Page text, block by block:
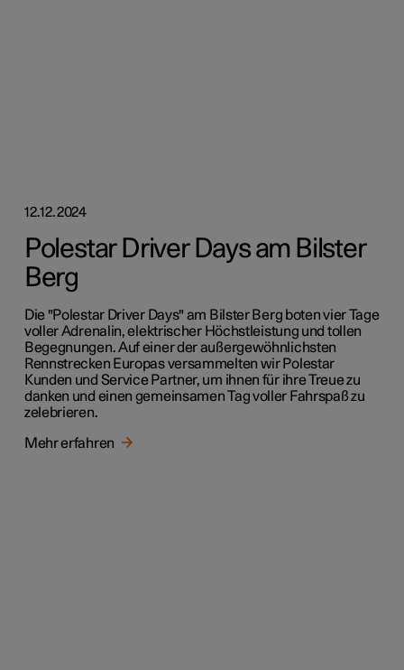
12.12.2024
Polestar Driver Days am Bilster
Berg
Die "Polestar Driver Days" am Bilster Berg boten vier Tage
voller Adrenalin, elektrischer Höchstleistung und tollen
Begegnungen. Auf einer der außergewöhnlichsten
Rennstrecken Europas versammelten wir Polestar
Kunden und Service Partner, um ihnen für ihre Treue zu
danken und einen gemeinsamen Tag voller Fahrspaß zu
zelebrieren.
Mehr erfahren